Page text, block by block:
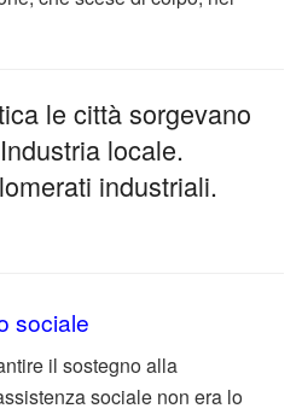
le città sorgevano
locale.
industriali.
sociale
il sostegno alla
sociale non era lo